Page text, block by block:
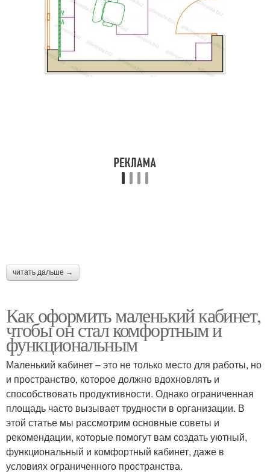
читать дальше →
Как оформить маленький кабинет,
чтобы он стал комфортным и
функциональным
Маленький кабинет – это не только место для работы, но
и пространство, которое должно вдохновлять и
способствовать продуктивности. Однако ограниченная
площадь часто вызывает трудности в организации. В
этой статье мы рассмотрим основные советы и
рекомендации, которые помогут вам создать уютный,
функциональный и комфортный кабинет, даже в
условиях ограниченного пространства.